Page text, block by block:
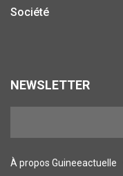
Société
NEWSLETTER
À propos Guineeactuelle